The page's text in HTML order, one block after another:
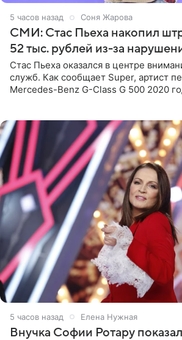
5 часов назад Соня Жарова
СМИ: Стас Пьеха накопил
52 тыс. рублей из-за
Стас Пьеха оказался в центре
служб. Как сообщает Super, артист
Mercedes-Benz G-Class G 500 2020
5 часов назад Елена Нужная
Внучка Софии Ротару